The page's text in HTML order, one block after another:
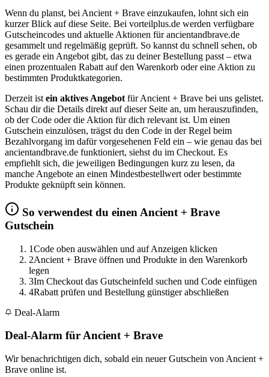
Wenn du planst, bei Ancient + Brave einzukaufen, lohnt sich ein
kurzer Blick auf diese Seite. Bei vorteilplus.de werden verfügbare
Gutscheincodes und aktuelle Aktionen für ancientandbrave.de
gesammelt und regelmäßig geprüft. So kannst du schnell sehen, ob
es gerade ein Angebot gibt, das zu deiner Bestellung passt – etwa
einen prozentualen Rabatt auf den Warenkorb oder eine Aktion zu
bestimmten Produktkategorien.
Derzeit ist ein aktives Angebot für Ancient + Brave bei uns gelistet.
Schau dir die Details direkt auf dieser Seite an, um herauszufinden,
ob der Code oder die Aktion für dich relevant ist. Um einen
Gutschein einzulösen, trägst du den Code in der Regel beim
Bezahlvorgang im dafür vorgesehenen Feld ein – wie genau das bei
ancientandbrave.de funktioniert, siehst du im Checkout. Es
empfiehlt sich, die jeweiligen Bedingungen kurz zu lesen, da
manche Angebote an einen Mindestbestellwert oder bestimmte
Produkte geknüpft sein können.
So verwendest du einen Ancient + Brave
Gutschein
1Code oben auswählen und auf Anzeigen klicken
2Ancient + Brave öffnen und Produkte in den Warenkorb
legen
3Im Checkout das Gutscheinfeld suchen und Code einfügen
4Rabatt prüfen und Bestellung günstiger abschließen
Deal-Alarm
Deal-Alarm für Ancient + Brave
Wir benachrichtigen dich, sobald ein neuer Gutschein von Ancient +
Brave online ist.